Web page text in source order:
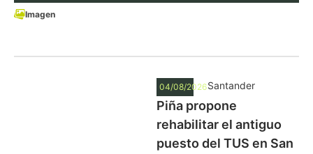
Imagen
04/08/2026Santander
Piña propone
rehabilitar el antiguo
puesto del TUS en San